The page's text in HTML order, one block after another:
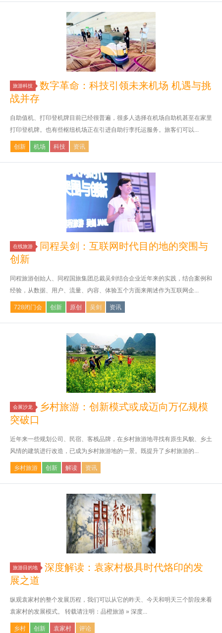
旅游科技
数字革命：科技引领未来机场 机遇与挑
战并存
自助值机、打印登机牌目前已经很普遍，很多人选择在机场自助机甚至在家里
打印登机牌。也有些枢纽机场正在引进自助行李托运服务。旅客们可以...
创新 机场 科技 资讯
在线旅游
同程吴剑：互联网时代目的地的突围与
创新
同程旅游创始人、同程国旅集团总裁吴剑结合企业近年来的实践，结合案例和
经验，从数据、用户、流量、内容、体验五个方面来阐述作为互联网企...
728闭门会 创新 原创 吴剑 资讯
会展沙龙
乡村旅游：创新模式或成迈向万亿规模
突破口
近年来一些规划公司、民宿、客栈品牌，在乡村旅游地寻找有原生风貌、乡土
风情的建筑进行改造，已成为乡村旅游地的一景。既提升了乡村旅游的...
乡村旅游 创新 解读 资讯
旅游目的地
深度解读：袁家村极具时代烙印的发
展之道
纵观袁家村的整个发展历程，我们可以从它的昨天、今天和明天三个阶段来看
袁家村的发展模式。 转载请注明：品橙旅游 » 深度...
乡村 创新 袁家村 评论